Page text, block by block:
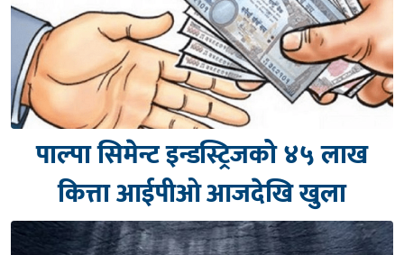
पाल्पा सिमेन्ट इन्डस्ट्रिजको ४५ लाख
कित्ता आईपीओ आजदेखि खुला